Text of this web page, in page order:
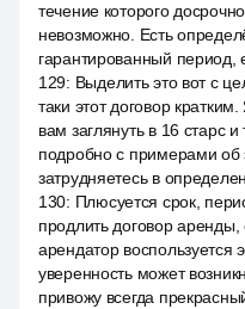
течение которого
невозможно. Есть
гарантированный период,
129: Выделить это вот с
таки этот договор
вам заглянуть в 16 старс
подробно с примерами об
затрудняетесь в
130: Плюсуется срок,
продлить договор аренды,
арендатор воспользуется
уверенность может
привожу всегда